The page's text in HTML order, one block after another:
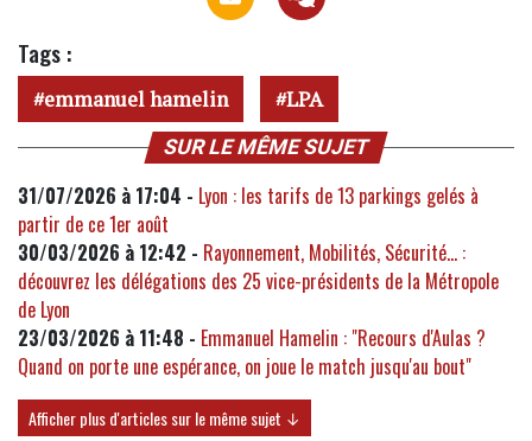
Tags :
emmanuel hamelin LPA
SUR LE MÊME SUJET
31/07/2026 à 17:04 - Lyon : les tarifs de 13 parkings gelés à
partir de ce 1er août
30/03/2026 à 12:42 - Rayonnement, Mobilités, Sécurité... :
découvrez les délégations des 25 vice-présidents de la Métropole
de Lyon
23/03/2026 à 11:48 - Emmanuel Hamelin : "Recours d'Aulas ?
Quand on porte une espérance, on joue le match jusqu'au bout"
Afficher plus d'articles sur le même sujet ↓